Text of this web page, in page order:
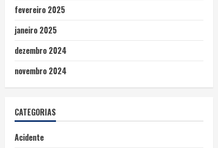
fevereiro 2025
janeiro 2025
dezembro 2024
novembro 2024
CATEGORIAS
Acidente